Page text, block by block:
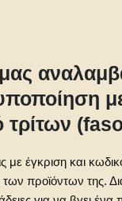
τρίτων
με έγκριση και
προϊόντων της.